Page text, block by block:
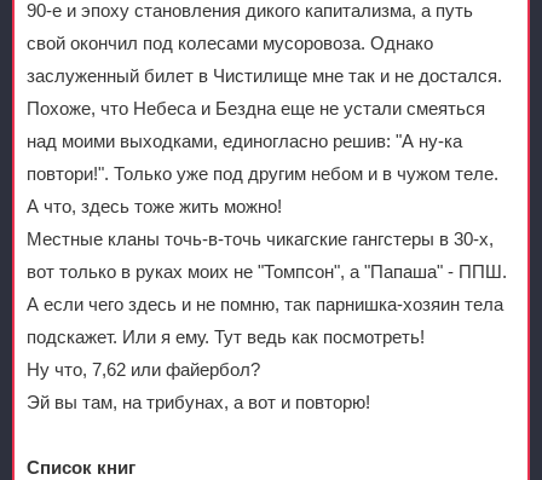
90-е и эпоху становления дикого капитализма, а путь
свой окончил под колесами мусоровоза. Однако
заслуженный билет в Чистилище мне так и не достался.
Похоже, что Небеса и Бездна еще не устали смеяться
над моими выходками, единогласно решив: "А ну-ка
повтори!". Только уже под другим небом и в чужом теле.
А что, здесь тоже жить можно!
Местные кланы точь-в-точь чикагские гангстеры в 30-х,
вот только в руках моих не "Томпсон", а "Папаша" - ППШ.
А если чего здесь и не помню, так парнишка-хозяин тела
подскажет. Или я ему. Тут ведь как посмотреть!
Ну что, 7,62 или файербол?
Эй вы там, на трибунах, а вот и повторю!
Список книг